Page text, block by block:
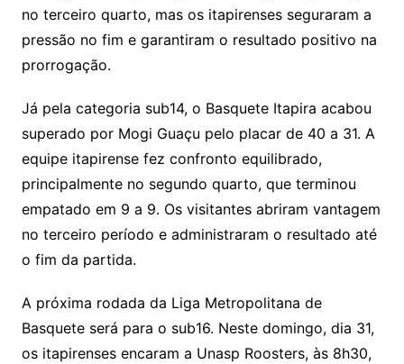
no terceiro quarto, mas os itapirenses seguraram a
pressão no fim e garantiram o resultado positivo na
prorrogação.
Já pela categoria sub14, o Basquete Itapira acabou
superado por Mogi Guaçu pelo placar de 40 a 31. A
equipe itapirense fez confronto equilibrado,
principalmente no segundo quarto, que terminou
empatado em 9 a 9. Os visitantes abriram vantagem
no terceiro período e administraram o resultado até
o fim da partida.
A próxima rodada da Liga Metropolitana de
Basquete será para o sub16. Neste domingo, dia 31,
os itapirenses encaram a Unasp Roosters, às 8h30,